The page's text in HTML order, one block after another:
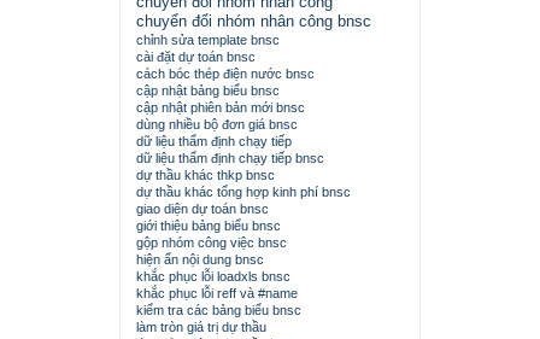
chuyển đổi nhóm nhân công bnsc
chỉnh sửa template bnsc
cài đặt dự toán bnsc
cách bóc thép điện nước bnsc
cập nhật bảng biểu bnsc
cập nhật phiên bản mới bnsc
dùng nhiều bộ đơn giá bnsc
dữ liệu thẩm định chạy tiếp
dữ liệu thẩm định chạy tiếp bnsc
dự thầu khác thkp bnsc
dự thầu khác tổng hợp kinh phí bnsc
giao diện dự toán bnsc
giới thiệu bảng biểu bnsc
gộp nhóm công việc bnsc
hiện ẩn nội dung bnsc
khắc phục lỗi loadxls bnsc
khắc phục lỗi reff và #name
kiểm tra các bảng biểu bnsc
làm tròn giá trị dự thầu